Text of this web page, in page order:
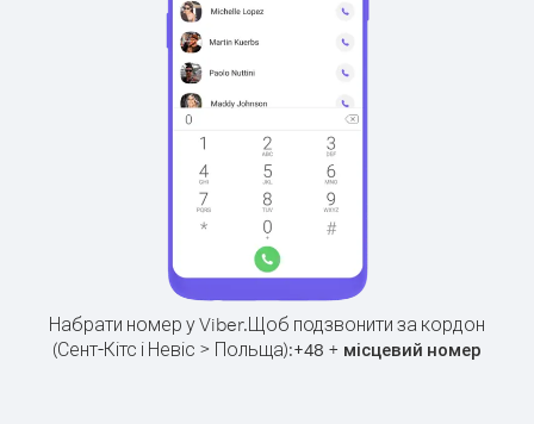
Набрати номер у Viber.Щоб подзвонити за кордон
(Сент-Кітс і Невіс > Польща):+48 + місцевий номер